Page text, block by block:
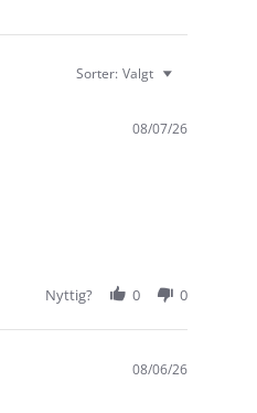
Sorter: Valgt
08/07/26
Nyttig? 0 0
08/06/26